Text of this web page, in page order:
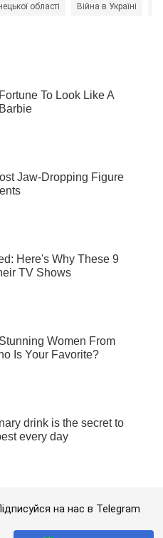
області Війна в Україні
на нас в Telegram